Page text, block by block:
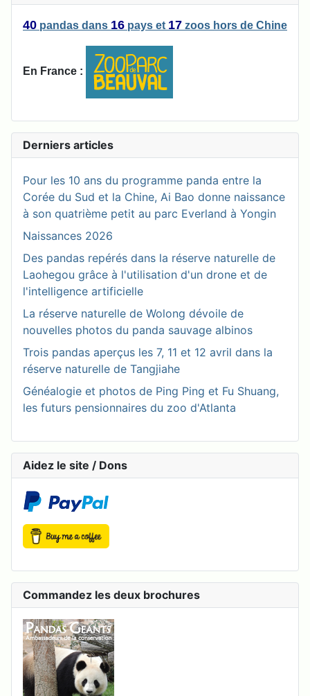
40 pandas dans 16 pays et 17 zoos hors de Chine
En France :
Derniers articles
Pour les 10 ans du programme panda entre la
Corée du Sud et la Chine, Ai Bao donne naissance
à son quatrième petit au parc Everland à Yongin
Naissances 2026
Des pandas repérés dans la réserve naturelle de
Laohegou grâce à l'utilisation d'un drone et de
l'intelligence artificielle
La réserve naturelle de Wolong dévoile de
nouvelles photos du panda sauvage albinos
Trois pandas aperçus les 7, 11 et 12 avril dans la
réserve naturelle de Tangjiahe
Généalogie et photos de Ping Ping et Fu Shuang,
les futurs pensionnaires du zoo d'Atlanta
Aidez le site / Dons
Commandez les deux brochures